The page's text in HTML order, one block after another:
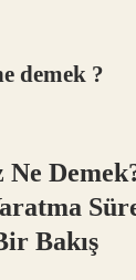
demek ?
Bakış